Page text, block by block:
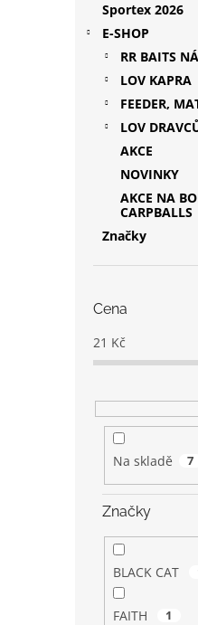
Sportex 2026
E-SHOP
RR BAITS
LOV KAPRA
FEEDER,
LOV
AKCE
NOVINKY
AKCE NA
CARPBALLS
Značky
Cena
21 Kč
Na skladě 7
Značky
BLACK CAT
FAITH 1